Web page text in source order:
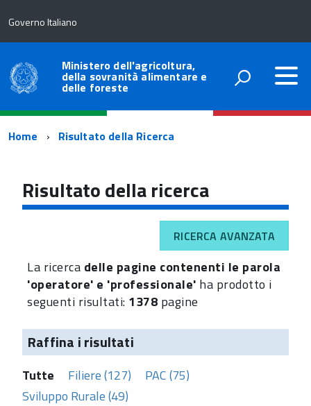
Governo Italiano
Ministero dell'agricoltura,
della sovranità alimentare e
delle foreste
Percorso
navigazione
Home Risultato della Ricerca
Risultato della ricerca
RICERCA AVANZATA
La ricerca delle pagine contenenti le parola
'operatore' e 'professionale' ha prodotto i
seguenti risultati: 1378 pagine
Raffina i risultati
Tutte Filiere (127)
PAC (75)
Sviluppo Rurale (49)